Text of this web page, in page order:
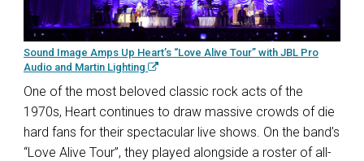
Sound Image Amps Up Heart’s “Love Alive Tour” with JBL Pro
Audio and Martin Lighting
One of the most beloved classic rock acts of the
1970s, Heart continues to draw massive crowds of die
hard fans for their spectacular live shows. On the band’s
“Love Alive Tour”, they played alongside a roster of all-